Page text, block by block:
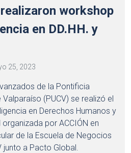
workshop
en DD.HH. y
25, 2023
de la Pontificia
(PUCV) se realizó el
en Derechos Humanos y
por ACCIÓN en
de la Escuela de Negocios
junto a Pacto Global.